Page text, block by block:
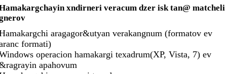
xndirneri veracum dzer isk tan@ matcheli
aragagor&utyan verakangnum (formatov ev
formati)
operacion hamakargi texadrum(XP, Vista, 7) ev
apahovum